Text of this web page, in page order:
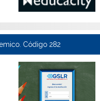
Código 282